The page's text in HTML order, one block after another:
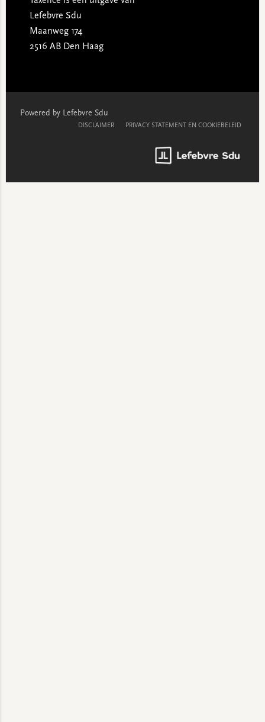
Lefebvre Sdu
Maanweg 174
2516 AB Den Haag
Powered by Lefebvre Sdu
DISCLAIMER PRIVACY STATEMENT EN COOKIEBELEID